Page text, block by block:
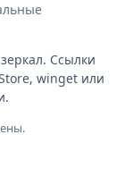
Ссылки
winget или